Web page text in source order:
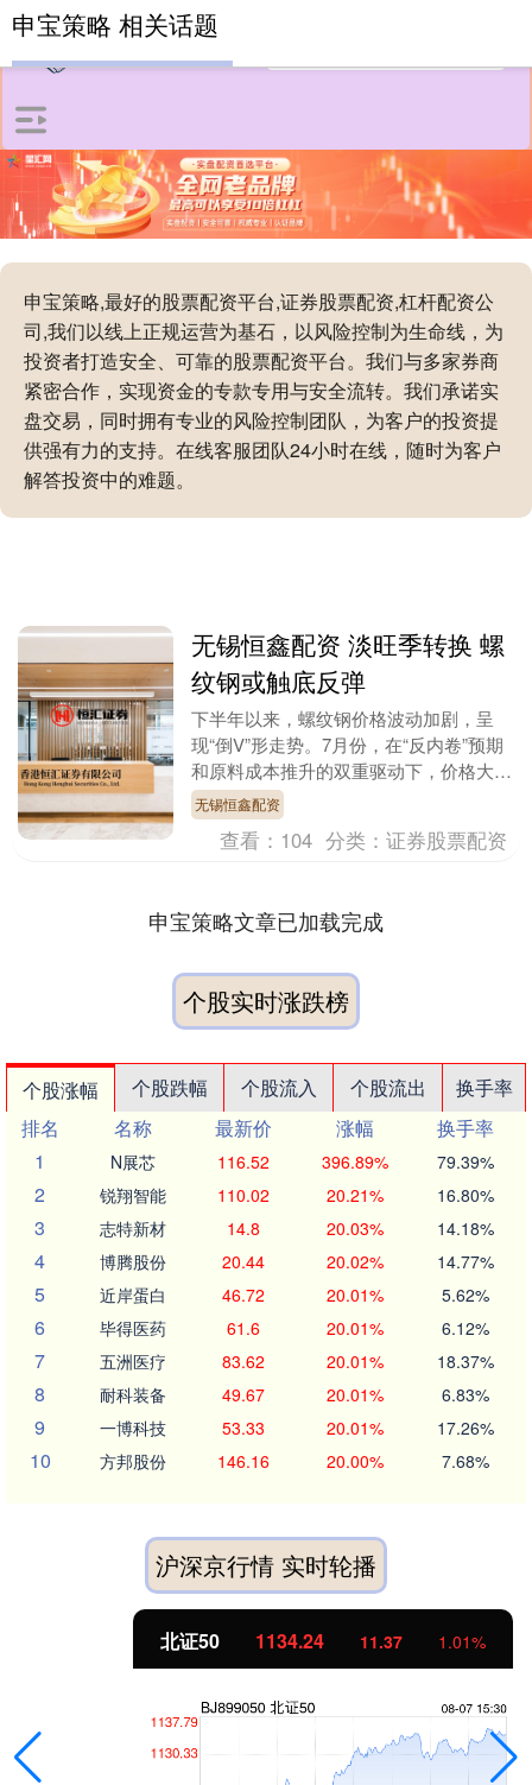
申宝策略,最好的股票配资平台,证券股票配资,杠杆配资公
司,我们以线上正规运营为基石，以风险控制为生命线，为
投资者打造安全、可靠的股票配资平台。我们与多家券商
紧密合作，实现资金的专款专用与安全流转。我们承诺实
盘交易，同时拥有专业的风险控制团队，为客户的投资提
供强有力的支持。在线客服团队24小时在线，随时为客户
解答投资中的难题。
申宝策略 相关话题
无锡恒鑫配资 淡旺季转换 螺
纹钢或触底反弹
下半年以来，螺纹钢价格波动加剧，呈
现“倒V”形走势。7月份，在“反内卷”预期
和原料成本推升的双重驱动下，价格大幅
拉涨，重回年初高点。8月份，随着市场
情绪回落和淡....
无锡恒鑫配资
查看： 104 分类：证券股票配资
申宝策略文章已加载完成
个股实时涨跌榜
个股涨幅 个股跌幅 个股流入 个股流出
换手率
排名
名称 最新价 涨幅
换手率
1
N展芯 116.52 396.89% 79.39%
2 锐翔智能 110.02 20.21% 16.80%
3 志特新材 14.8 20.03% 14.18%
4 博腾股份 20.44 20.02% 14.77%
5 近岸蛋白 46.72 20.01% 5.62%
6 毕得医药 61.6 20.01% 6.12%
7 五洲医疗 83.62 20.01% 18.37%
8 耐科装备 49.67 20.01% 6.83%
9 一博科技 53.33 20.01% 17.26%
10 方邦股份 146.16 20.00% 7.68%
沪深京行情 实时轮播
北证50 1134.24 11.37 1.01%